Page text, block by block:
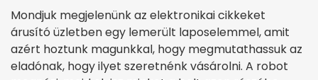
Mondjuk megjelenünk az elektronikai cikkeket
árusító üzletben egy lemerült laposelemmel, amit
azért hoztunk magunkkal, hogy megmutathassuk az
eladónak, hogy ilyet szeretnénk vásárolni. A robot